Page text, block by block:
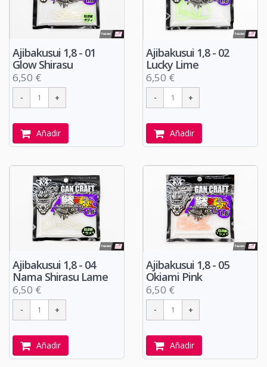
Ajibakusui 1,8 - 01
Glow Shirasu
6,50 €
Añadir
Ajibakusui 1,8 - 02
Lucky Lime
6,50 €
Añadir
Ajibakusui 1,8 - 04
Nama Shirasu Lame
6,50 €
Añadir
Ajibakusui 1,8 - 05
Okiami Pink
6,50 €
Añadir